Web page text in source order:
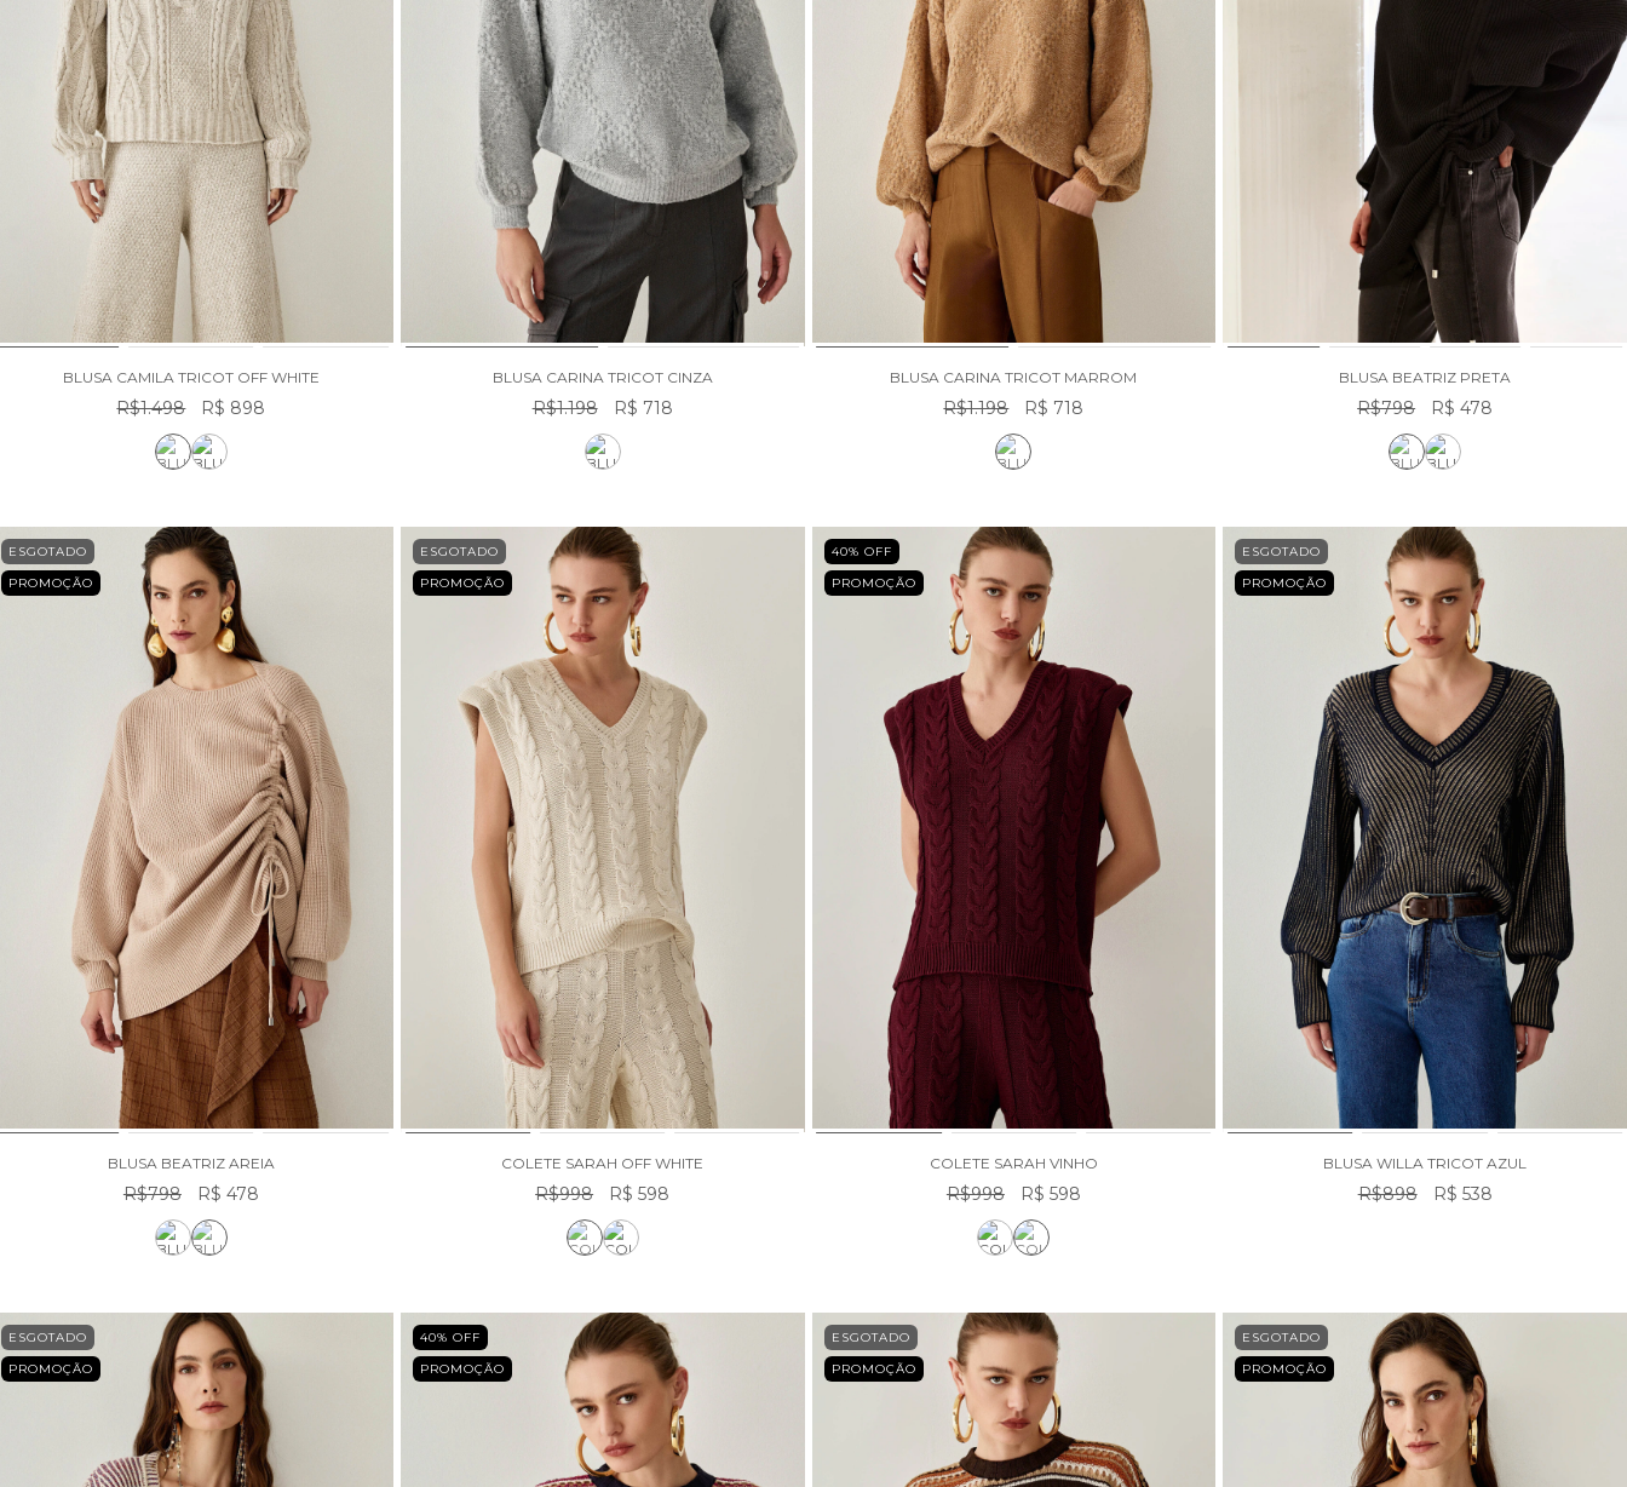
BLUSA CAMILA TRICOT OFF WHITE
R$1.498 R$ 898
BLUSA CARINA TRICOT CINZA
R$1.198 R$ 718
BLUSA CARINA TRICOT MARROM
R$1.198 R$ 718
BLUSA BEATRIZ PRETA
R$798 R$ 478
ESGOTADO
PROMOÇÃO
BLUSA BEATRIZ AREIA
R$798 R$ 478
ESGOTADO
PROMOÇÃO
COLETE SARAH OFF WHITE
R$998 R$ 598
40% OFF
PROMOÇÃO
COLETE SARAH VINHO
R$998 R$ 598
ESGOTADO
PROMOÇÃO
BLUSA WILLA TRICOT AZUL
R$898 R$ 538
ESGOTADO
PROMOÇÃO
40% OFF
PROMOÇÃO
ESGOTADO
PROMOÇÃO
ESGOTADO
PROMOÇÃO